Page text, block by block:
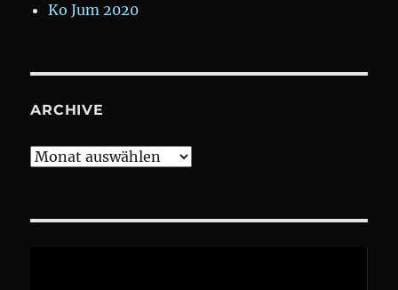
Ko Jum 2020
ARCHIVE
Archive